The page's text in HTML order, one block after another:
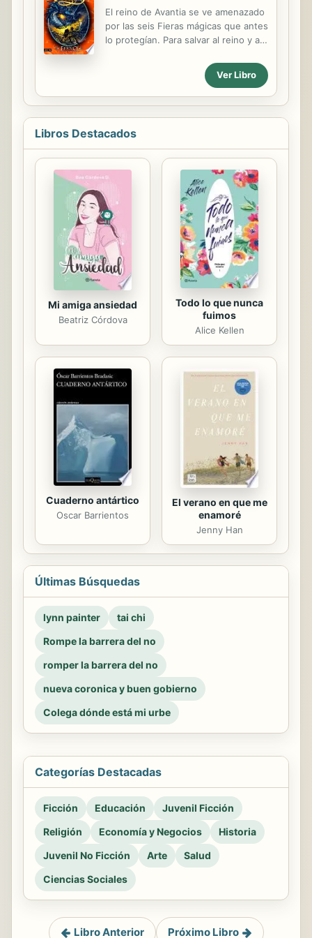
con sus amigas de la ciudad.
Después de todo, las cosas no
pueden empeorar, ¿o sí? Sólo
necesitará un chico sin sentido de la
moda con unas botas horribles y un
caballo obstinado llamado Cupcake
para poder entrar en razón, pero
podría ser demasiado tarde.
El reino de Avantia se ve amenazado
por las seis Fieras mágicas que antes
lo protegían. Para salvar al reino y a
Sepron, la Serpiente marina, la Fiera
que habita en lo más profundo del
océano... Pero sólo un auténtico
Buscafieras puede ganar la batalla.
Ver Libro
Libros Destacados
Mi amiga ansiedad
Beatriz Córdova
Todo lo que nunca
fuimos
Alice Kellen
Cuaderno antártico
Oscar Barrientos
El verano en que me
enamoré
Jenny Han
Últimas Búsquedas
lynn painter
tai chi
Rompe la barrera del no
romper la barrera del no
nueva coronica y buen gobierno
Colega dónde está mi urbe
Categorías Destacadas
Ficción Educación
Juvenil Ficción
Religión
Economía y Negocios
Historia
Juvenil No Ficción
Arte
Salud
Ciencias Sociales
Libro Anterior Próximo Libro